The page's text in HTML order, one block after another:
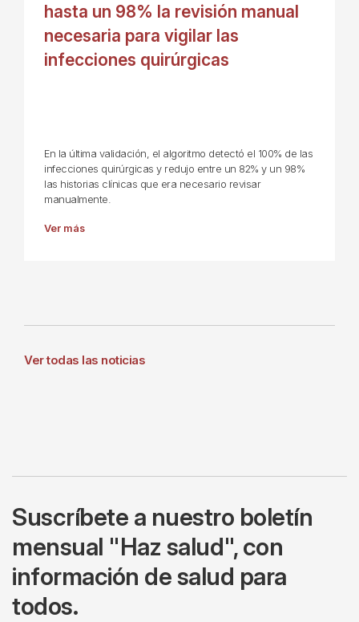
hasta un 98% la revisión manual
necesaria para vigilar las
infecciones quirúrgicas
En la última validación, el algoritmo detectó el 100% de las
infecciones quirúrgicas y redujo entre un 82% y un 98%
las historias clínicas que era necesario revisar
manualmente.
Ver más
Ver todas las noticias
Suscríbete a nuestro boletín
mensual "Haz salud", con
información de salud para
todos.